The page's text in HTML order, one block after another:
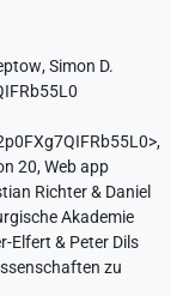
,Simon D.
,
20, Web app
Richter & Daniel
Akademie
Elfert & Peter Dils
zu